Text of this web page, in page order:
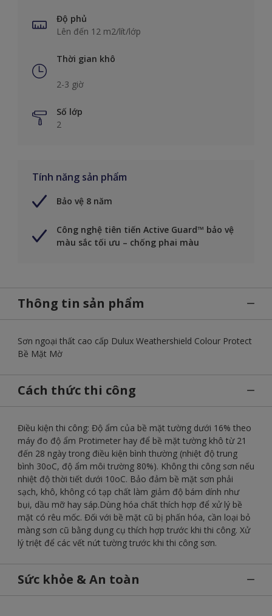
Độ phủ
Lên đến 12 m2/lít/lớp
Thời gian khô
2-3 giờ
Số lớp
2
Tính năng sản phẩm
Bảo vệ 8 năm
Công nghệ tiên tiến Active Guard™ bảo vệ
màu sắc tối ưu – chống phai màu
Thông tin sản phẩm
Sơn ngoại thất cao cấp Dulux Weathershield Colour Protect
Bề Mặt Mờ
Cách thức thi công
Điều kiện thi công: Độ ẩm của bề mặt tường dưới 16% theo
máy đo độ ẩm Protimeter hay để bề mặt tường khô từ 21
đến 28 ngày trong điều kiện bình thường (nhiệt độ trung
bình 30oC, độ ẩm môi trường 80%). Không thi công sơn nếu
nhiệt độ thời tiết dưới 10oC. Bảo đảm bề mặt sơn phải
sạch, khô, không có tạp chất làm giảm độ bám dính như
bụi, dầu mỡ hay sáp.Dùng hóa chất thích hợp để xử lý bề
mặt có rêu mốc. Đối với bề mặt cũ bị phấn hóa, cần loại bỏ
màng sơn cũ bằng dụng cụ thích hợp trước khi thi công. Xử
lý triệt để các vết nứt tường trước khi thi công sơn.
Sức khỏe & An toàn